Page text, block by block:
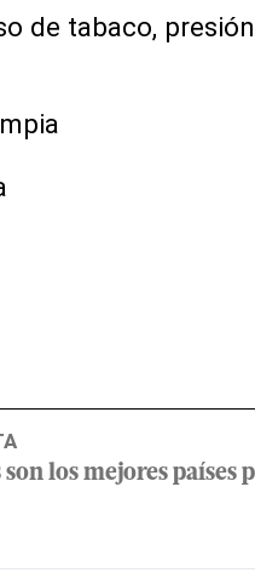
de tabaco,
son los mejores países